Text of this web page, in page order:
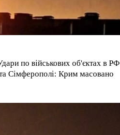
по військових об'єктах в РФ
Сімферополі: Крим масовано